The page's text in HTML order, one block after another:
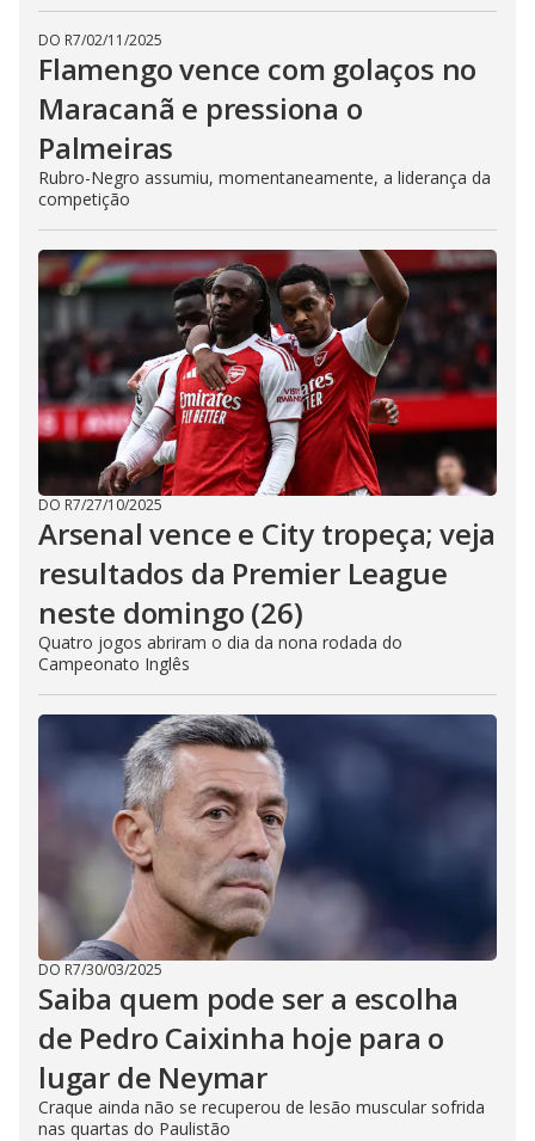
DO R7/02/11/2025
Flamengo vence com golaços no
Maracanã e pressiona o
Palmeiras
Rubro-Negro assumiu, momentaneamente, a liderança da
competição
DO R7/27/10/2025
Arsenal vence e City tropeça; veja
resultados da Premier League
neste domingo (26)
Quatro jogos abriram o dia da nona rodada do
Campeonato Inglês
DO R7/30/03/2025
Saiba quem pode ser a escolha
de Pedro Caixinha hoje para o
lugar de Neymar
Craque ainda não se recuperou de lesão muscular sofrida
nas quartas do Paulistão